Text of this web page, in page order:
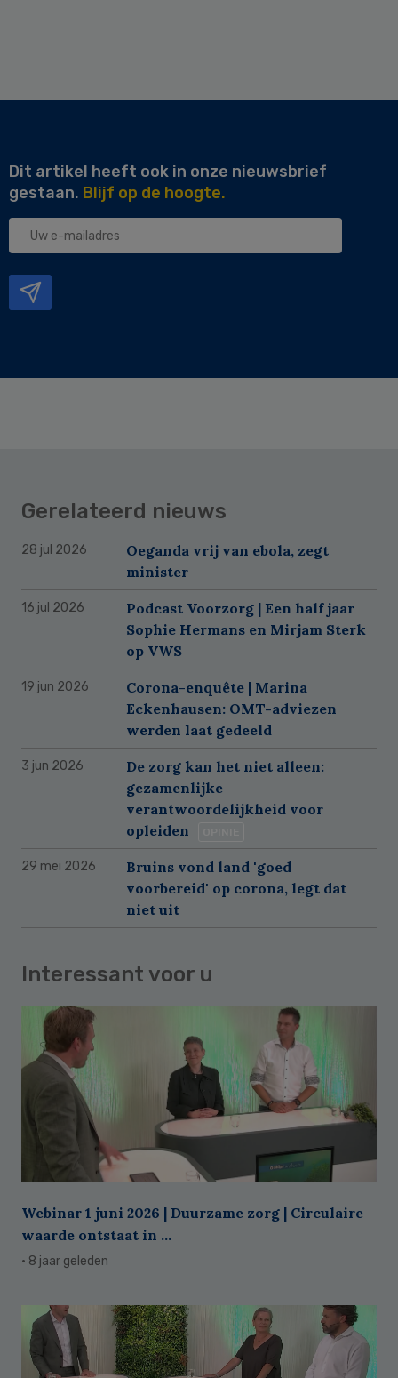
Dit artikel heeft ook in onze nieuwsbrief
gestaan. Blijf op de hoogte.
Uw
Gerelateerd nieuws
28 jul 2026
Oeganda vrij van ebola, zegt
minister
16 jul 2026
Podcast Voorzorg | Een half jaar
Sophie Hermans en Mirjam Sterk
op VWS
19 jun 2026
Corona-enquête | Marina
Eckenhausen: OMT-adviezen
werden laat gedeeld
3 jun 2026
De zorg kan het niet alleen:
gezamenlijke
verantwoordelijkheid voor
opleiden
29 mei 2026
Bruins vond land 'goed
voorbereid' op corona, legt dat
niet uit
Interessant voor u
Webinar 1 juni 2026 | Duurzame zorg | Circulaire
waarde ontstaat in ...
· 8 jaar geleden